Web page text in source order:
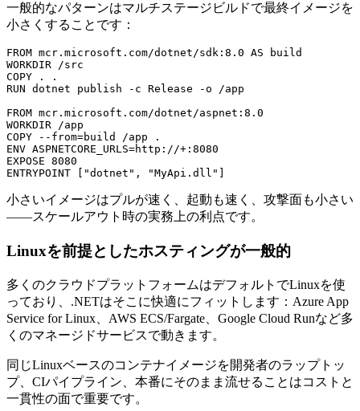
一般的なパターンはマルチステージビルドで最終イメージを
小さくすることです：
FROM mcr.microsoft.com/dotnet/sdk:8.0 AS build
WORKDIR /src
COPY . .
RUN dotnet publish -c Release -o /app
FROM mcr.microsoft.com/dotnet/aspnet:8.0
WORKDIR /app
COPY --from=build /app .
ENV ASPNETCORE_URLS=http://+:8080
EXPOSE 8080
小さいイメージはプルが速く、起動も速く、攻撃面も小さい
——スケールアウト時の実務上の利点です。
Linuxを前提としたホスティングが一般的
多くのクラウドプラットフォームはデフォルトでLinuxを使
っており、.NETはそこに快適にフィットします：Azure App
Service for Linux、AWS ECS/Fargate、Google Cloud Runなど多
くのマネージドサービスで動きます。
同じLinuxベースのコンテナイメージを開発者のラップトッ
プ、CIパイプライン、本番にそのまま流せることはコストと
一貫性の面で重要です。